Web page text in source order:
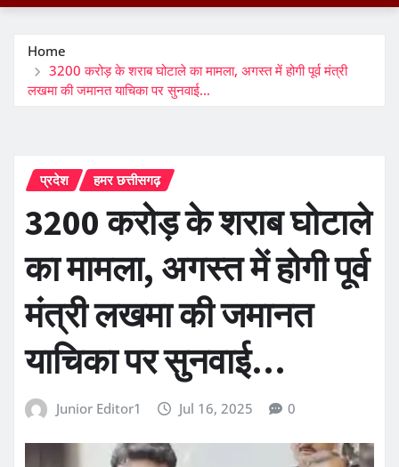
Home
3200 करोड़ के शराब घोटाले का मामला, अगस्त में होगी पूर्व मंत्री
लखमा की जमानत याचिका पर सुनवाई…
प्रदेश हमर छत्तीसगढ़
3200 करोड़ के शराब घोटाले
का मामला, अगस्त में होगी पूर्व
मंत्री लखमा की जमानत
याचिका पर सुनवाई…
Junior Editor1 Jul 16, 2025 0